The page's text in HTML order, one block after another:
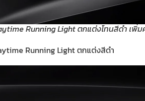
Running Light ตกแต่งโทนสีดำ เพิ่ม
Running Light ตกแต่งสีดำ